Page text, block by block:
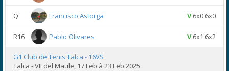
Q Francisco Astorga V6x0 6x0
R16 Pablo Olivares V6x1 6x2
G1 Club de Tenis Talca - 16VS
Talca - VII del Maule, 17 Feb à 23 Feb 2025